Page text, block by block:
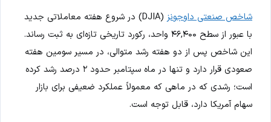
شاخص صنعتی داوجونز
(DJIA) در شروع هفته معاملاتی جدید
با عبور از سطح ۴۶,۴۰۰ واحد، رکورد تاریخی تازه‌ای به ثبت رساند.
این شاخص پس از دو هفته رشد متوالی، در مسیر سومین هفته
صعودی قرار دارد و تنها در ماه سپتامبر حدود ۲ درصد رشد کرده
است؛ رشدی که در ماهی که معمولاً عملکرد ضعیفی برای بازار
سهام آمریکا دارد، قابل توجه است.